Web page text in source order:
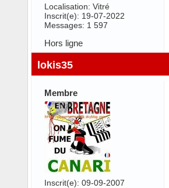
Localisation: Vitré
Inscrit(e): 19-07-2022
Messages: 1 597
Hors ligne
lokis35
Membre
Inscrit(e): 09-09-2007